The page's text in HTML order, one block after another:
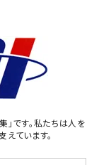
」です。私たちは人を
えています。